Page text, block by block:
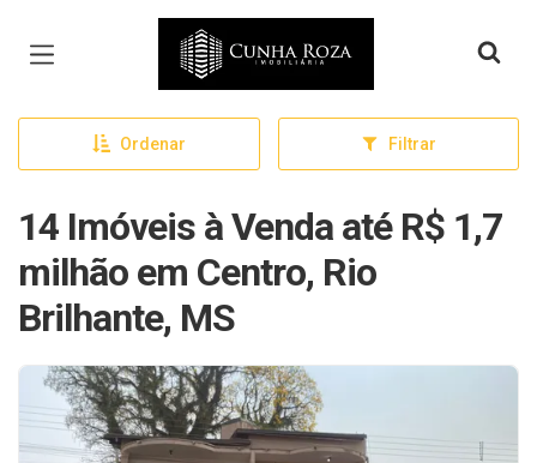
Página inicial
Ordenar Filtrar
14 Imóveis à Venda até R$ 1,7
milhão em Centro, Rio
Brilhante, MS